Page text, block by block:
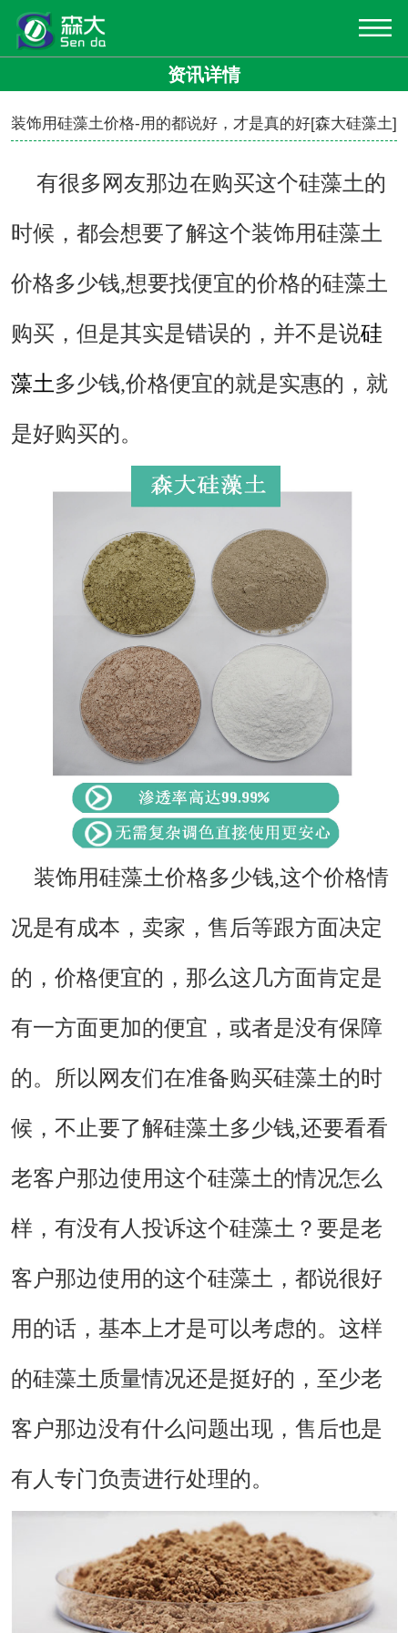
资讯详情
装饰用硅藻土价格-用的都说好，才是真的好[森大硅藻土]
有很多网友那边在购买这个硅藻土的
时候，都会想要了解这个装饰用硅藻土
价格多少钱,想要找便宜的价格的硅藻土
购买，但是其实是错误的，并不是说硅
藻土多少钱,价格便宜的就是实惠的，就
是好购买的。
装饰用硅藻土价格多少钱,这个价格情
况是有成本，卖家，售后等跟方面决定
的，价格便宜的，那么这几方面肯定是
有一方面更加的便宜，或者是没有保障
的。所以网友们在准备购买硅藻土的时
候，不止要了解硅藻土多少钱,还要看看
老客户那边使用这个硅藻土的情况怎么
样，有没有人投诉这个硅藻土？要是老
客户那边使用的这个硅藻土，都说很好
用的话，基本上才是可以考虑的。这样
的硅藻土质量情况还是挺好的，至少老
客户那边没有什么问题出现，售后也是
有人专门负责进行处理的。